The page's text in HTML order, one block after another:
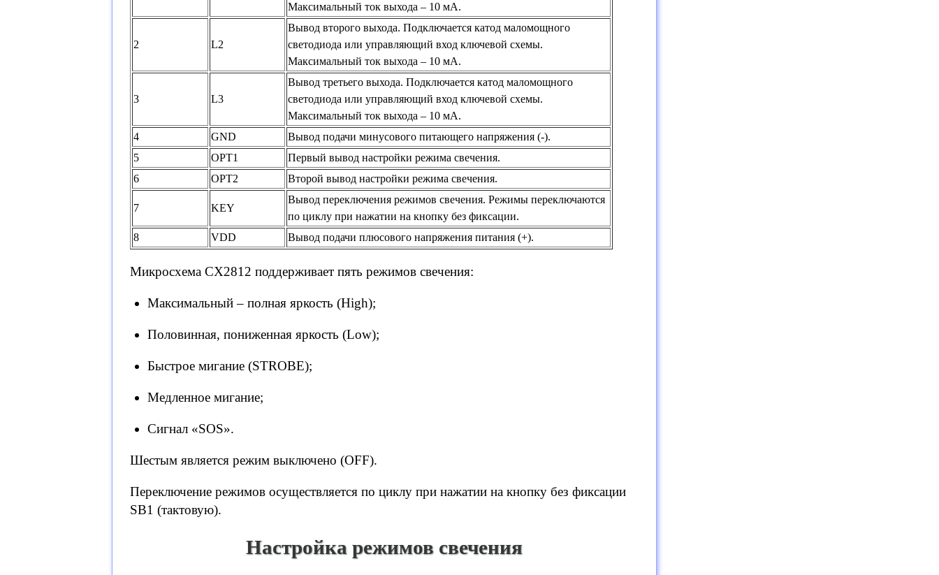
Максимальный ток выхода – 10 мА.
2 L2
Вывод второго выхода. Подключается катод маломощного
светодиода или управляющий вход ключевой схемы.
Максимальный ток выхода – 10 мА.
3 L3
Вывод третьего выхода. Подключается катод маломощного
светодиода или управляющий вход ключевой схемы.
Максимальный ток выхода – 10 мА.
4
GND
Вывод подачи минусового питающего напряжения (-).
5
OPT1
Первый вывод настройки режима свечения.
6
OPT2 Второй вывод настройки режима свечения.
7 KEY
Вывод переключения режимов свечения. Режимы переключаются
по циклу при нажатии на кнопку без фиксации.
8
VDD Вывод подачи плюсового напряжения питания (+).
Микросхема CX2812 поддерживает пять режимов свечения:
Максимальный – полная яркость (High);
Половинная, пониженная яркость (Low);
Быстрое мигание (STROBE);
Медленное мигание;
Сигнал «SOS».
Шестым является режим выключено (OFF).
Переключение режимов осуществляется по циклу при нажатии на кнопку без фиксации
SB1 (тактовую).
Настройка режимов свечения